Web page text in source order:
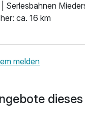
Serlesbahnen
ca. 16 km
melden